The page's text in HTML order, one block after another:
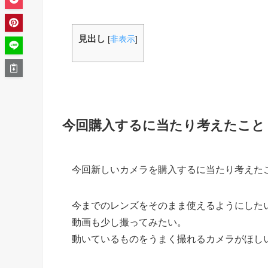
見出し [非表示]
今回購入するに当たり考えたこと
今回新しいカメラを購入するに当たり考えた
今までのレンズをそのまま使えるようにした
動画も少し撮ってみたい。
動いているものをうまく撮れるカメラがほし